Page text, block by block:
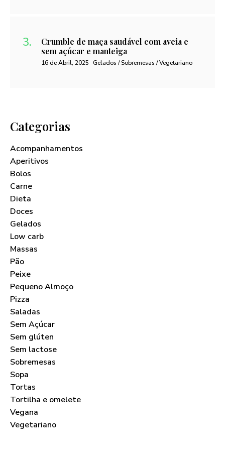
Crumble de maça saudável com aveia e
sem açúcar e manteiga
16 de Abril, 2025 Gelados / Sobremesas / Vegetariano
Categorias
Acompanhamentos
Aperitivos
Bolos
Carne
Dieta
Doces
Gelados
Low carb
Massas
Pão
Peixe
Pequeno Almoço
Pizza
Saladas
Sem Açúcar
Sem glúten
Sem lactose
Sobremesas
Sopa
Tortas
Tortilha e omelete
Vegana
Vegetariano